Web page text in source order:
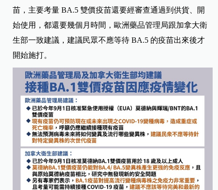
苗，主要考量BA.5 雙價疫苗還要經審查通過到供貨、開
始使用，都還要幾個月時間，歐洲藥品管理局跟加拿大衛
生部一致建議，建議民眾不應等待BA.5 的疫苗出來後才
開始施打。